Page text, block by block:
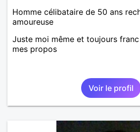
Homme célibataire de 50 ans
amoureuse
Juste moi même et toujours
mes propos
Voir le profil